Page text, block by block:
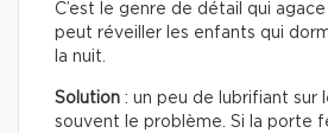
C’est le genre de détail qui
peut réveiller les enfants qui
la nuit.
Solution : un peu de lubrifiant sur
souvent le problème. Si la porte